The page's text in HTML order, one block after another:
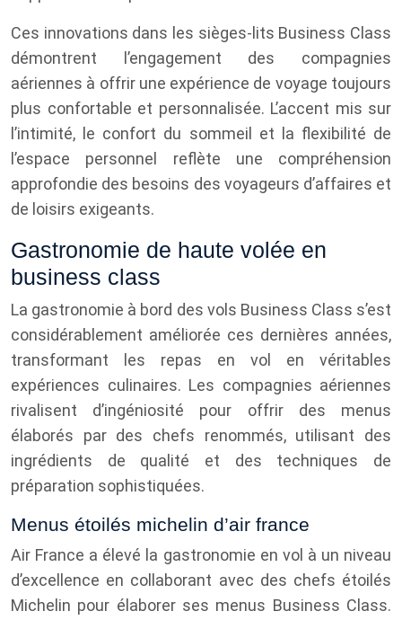
Ces innovations dans les sièges-lits Business Class
démontrent l’engagement des compagnies
aériennes à offrir une expérience de voyage toujours
plus confortable et personnalisée. L’accent mis sur
l’intimité, le confort du sommeil et la flexibilité de
l’espace personnel reflète une compréhension
approfondie des besoins des voyageurs d’affaires et
de loisirs exigeants.
Gastronomie de haute volée en
business class
La gastronomie à bord des vols Business Class s’est
considérablement améliorée ces dernières années,
transformant les repas en vol en véritables
expériences culinaires. Les compagnies aériennes
rivalisent d’ingéniosité pour offrir des menus
élaborés par des chefs renommés, utilisant des
ingrédients de qualité et des techniques de
préparation sophistiquées.
Menus étoilés michelin d’air france
Air France a élevé la gastronomie en vol à un niveau
d’excellence en collaborant avec des chefs étoilés
Michelin pour élaborer ses menus Business Class.